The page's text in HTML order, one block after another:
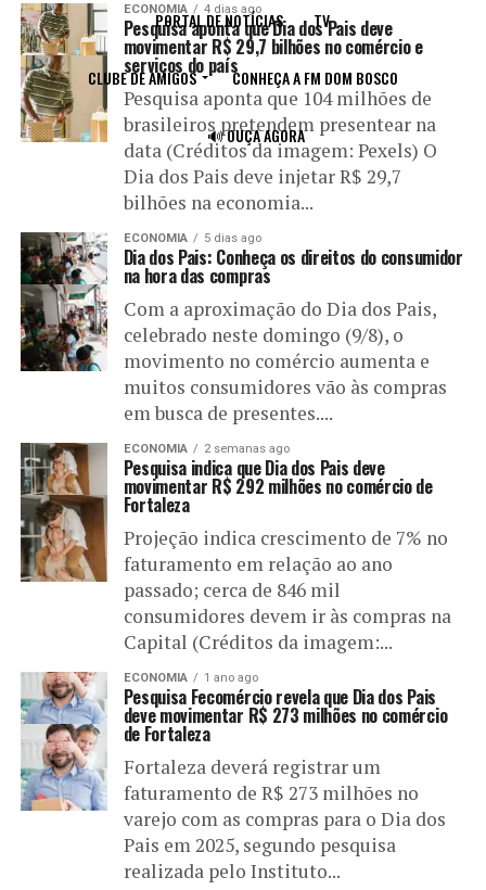
PORTAL DE NOTÍCIAS TV
CLUBE DE AMIGOS CONHEÇA A FM DOM BOSCO
🔊 OUÇA AGORA
ECONOMIA 4 dias ago
Pesquisa aponta que Dia dos Pais deve
movimentar R$ 29,7 bilhões no comércio e
serviços do país
Pesquisa aponta que 104 milhões de
brasileiros pretendem presentear na
data (Créditos da imagem: Pexels) O
Dia dos Pais deve injetar R$ 29,7
bilhões na economia...
ECONOMIA 5 dias ago
Dia dos Pais: Conheça os direitos do consumidor
na hora das compras
Com a aproximação do Dia dos Pais,
celebrado neste domingo (9/8), o
movimento no comércio aumenta e
muitos consumidores vão às compras
em busca de presentes....
ECONOMIA 2 semanas ago
Pesquisa indica que Dia dos Pais deve
movimentar R$ 292 milhões no comércio de
Fortaleza
Projeção indica crescimento de 7% no
faturamento em relação ao ano
passado; cerca de 846 mil
consumidores devem ir às compras na
Capital (Créditos da imagem:...
ECONOMIA 1 ano ago
Pesquisa Fecomércio revela que Dia dos Pais
deve movimentar R$ 273 milhões no comércio
de Fortaleza
Fortaleza deverá registrar um
faturamento de R$ 273 milhões no
varejo com as compras para o Dia dos
Pais em 2025, segundo pesquisa
realizada pelo Instituto...